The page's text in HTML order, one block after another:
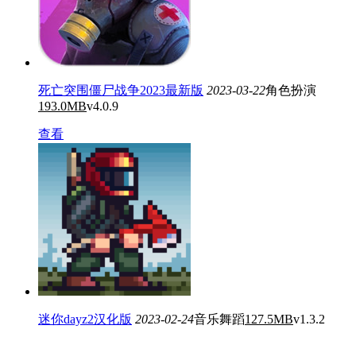
死亡突围僵尸战争2023最新版 2023-03-22角色扮演
193.0MBv4.0.9
查看
迷你dayz2汉化版 2023-02-24音乐舞蹈127.5MBv1.3.2